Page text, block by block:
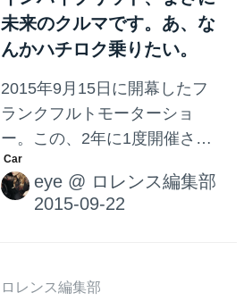
未来のクルマです。あ、な
んかハチロク乗りたい。
2015年9月15日に開幕したフ
ランクフルトモーターショ
ー。この、2年に1度開催され
る世界最大のクルマの祭典
に、今年こそ行っちゃおうか
な〜！と思っていたのです
るクルマ達を拝見し、その余
eye @ ロレンス編集部
ロレンス編集部